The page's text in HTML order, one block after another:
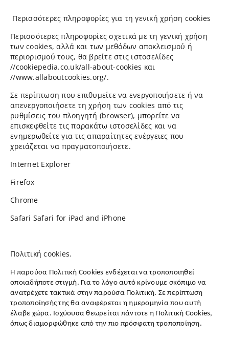
Περισσότερες πληροφορίες για τη γενική χρήση cookies
Περισσότερες πληροφορίες σχετικά με τη γενική χρήση
των cookies, αλλά και των μεθόδων αποκλεισμού ή
περιορισμού τους, θα βρείτε στις ιστοσελίδες
//cookiepedia.co.uk/all-about-cookies και
//www.allaboutcookies.org/.
Σε περίπτωση που επιθυμείτε να ενεργοποιήσετε ή να
απενεργοποιήσετε τη χρήση των cookies από τις
ρυθμίσεις του πλοηγητή (browser), μπορείτε να
επισκεφθείτε τις παρακάτω ιστοσελίδες και να
ενημερωθείτε για τις απαραίτητες ενέργειες που
χρειάζεται να πραγματοποιήσετε.
Internet Explorer
Firefox
Chrome
Safari Safari for iPad and iPhone
Πολιτική cookies.
Η παρούσα Πολιτική Cookies ενδέχεται να τροποποιηθεί
οποιαδήποτε στιγμή. Για το λόγο αυτό κρίνουμε σκόπιμο να
ανατρέχετε τακτικά στην παρούσα Πολιτική. Σε περίπτωση
τροποποίησής της θα αναφέρεται η ημερομηνία που αυτή
έλαβε χώρα. Ισχύουσα θεωρείται πάντοτε η Πολιτική Cookies,
όπως διαμορφώθηκε από την πιο πρόσφατη τροποποίηση.